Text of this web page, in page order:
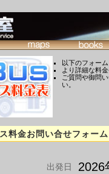
以下のフォー
より詳細な料
ご質問や御問
い。
料金お問い合せフォーム
出発日 2026